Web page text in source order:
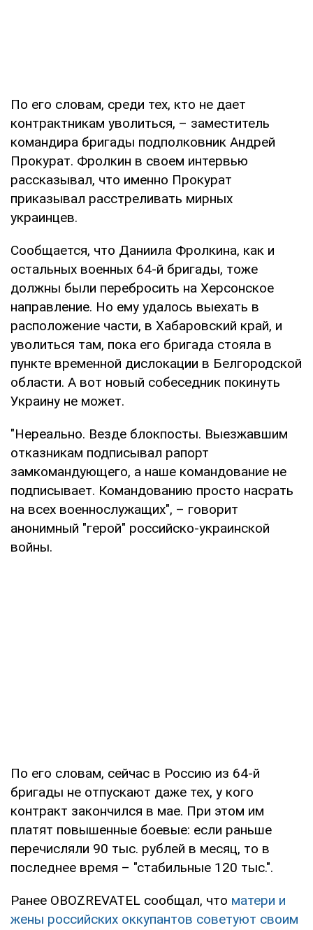
По его словам, среди тех, кто не дает
контрактникам уволиться, – заместитель
командира бригады подполковник Андрей
Прокурат. Фролкин в своем интервью
рассказывал, что именно Прокурат
приказывал расстреливать мирных
украинцев.
Сообщается, что Даниила Фролкина, как и
остальных военных 64-й бригады, тоже
должны были перебросить на Херсонское
направление. Но ему удалось выехать в
расположение части, в Хабаровский край, и
уволиться там, пока его бригада стояла в
пункте временной дислокации в Белгородской
области. А вот новый собеседник покинуть
Украину не может.
"Нереально. Везде блокпосты. Выезжавшим
отказникам подписывал рапорт
замкомандующего, а наше командование не
подписывает. Командованию просто насрать
на всех военнослужащих", – говорит
анонимный "герой" российско-украинской
войны.
По его словам, сейчас в Россию из 64-й
бригады не отпускают даже тех, у кого
контракт закончился в мае. При этом им
платят повышенные боевые: если раньше
перечисляли 90 тыс. рублей в месяц, то в
последнее время – "стабильные 120 тыс.".
Ранее OBOZREVATEL сообщал, что матери и
жены российских оккупантов советуют своим